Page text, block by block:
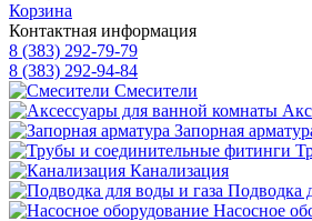
Корзина
Контактная информация
8 (383) 292-79-79
8 (383) 292-94-84
Смесители
Запорная
Канализация
Подводка
Насосное